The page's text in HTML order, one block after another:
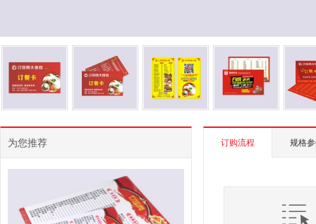
为您推荐 订购流程 规格